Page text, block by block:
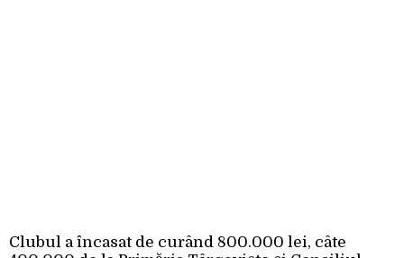
Clubul a încasat de curând 800.000 lei, câte